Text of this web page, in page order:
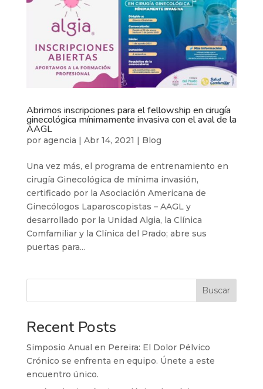
Abrimos inscripciones para el fellowship en cirugía
ginecológica mínimamente invasiva con el aval de la
AAGL
por agencia | Abr 14, 2021 | Blog
Una vez más, el programa de entrenamiento en
cirugía Ginecológica de mínima invasión,
certificado por la Asociación Americana de
Ginecólogos Laparoscopistas – AAGL y
desarrollado por la Unidad Algia, la Clínica
Comfamiliar y la Clínica del Prado; abre sus
puertas para...
Buscar
Recent Posts
Simposio Anual en Pereira: El Dolor Pélvico
Crónico se enfrenta en equipo. Únete a este
encuentro único.